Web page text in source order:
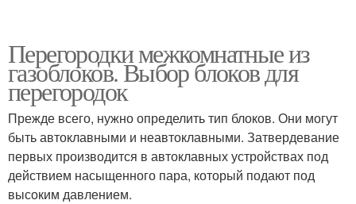
Перегородки межкомнатные из
газоблоков. Выбор блоков для
перегородок
Прежде всего, нужно определить тип блоков. Они могут
быть автоклавными и неавтоклавными. Затвердевание
первых производится в автоклавных устройствах под
действием насыщенного пара, который подают под
высоким давлением.